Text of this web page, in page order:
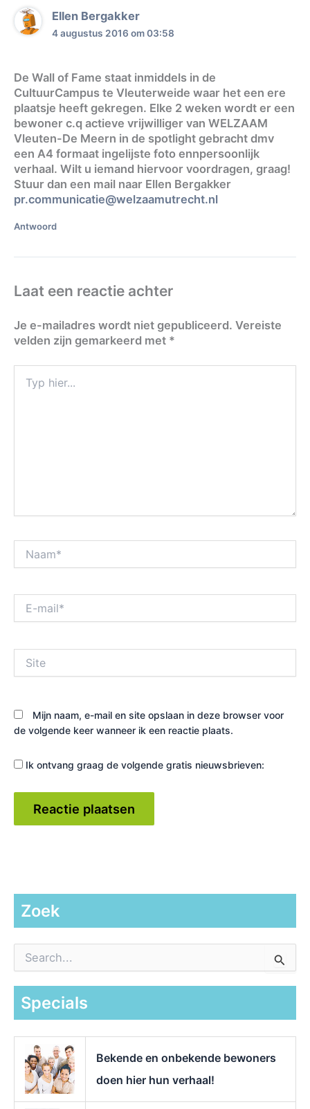
Ellen Bergakker
4 augustus 2016 om 03:58
De Wall of Fame staat inmiddels in de
CultuurCampus te Vleuterweide waar het een ere
plaatsje heeft gekregen. Elke 2 weken wordt er een
bewoner c.q actieve vrijwilliger van WELZAAM
Vleuten-De Meern in de spotlight gebracht dmv
een A4 formaat ingelijste foto ennpersoonlijk
verhaal. Wilt u iemand hiervoor voordragen, graag!
Stuur dan een mail naar Ellen Bergakker
pr.communicatie@welzaamutrecht.nl
Antwoord
Laat een reactie achter
Je e-mailadres wordt niet gepubliceerd. Vereiste
velden zijn gemarkeerd met *
hier...
mail*
Mijn naam, e-mail en site opslaan in deze browser voor
de volgende keer wanneer ik een reactie plaats.
Ik ontvang graag de volgende gratis nieuwsbrieven:
Zoek
a
Specials
Bekende en onbekende bewoners
doen hier hun verhaal!